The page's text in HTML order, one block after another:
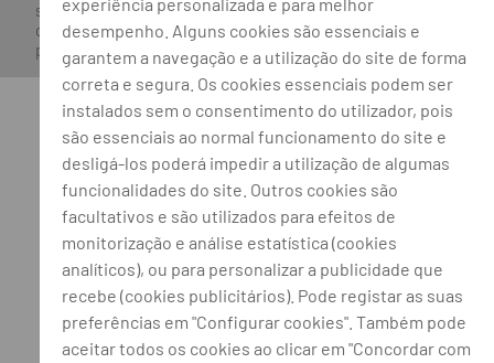
sendo a versão em língua portuguesa a única versão oficial,
que prevalecerá em qualquer caso. Este site encontra-se em
processo de adoção do novo acordo ortográfico.
desempenho. Alguns cookies são essenciais e
garantem a navegação e a utilização do site de forma
correta e segura. Os cookies essenciais podem ser
instalados sem o consentimento do utilizador, pois
são essenciais ao normal funcionamento do site e
desligá-los poderá impedir a utilização de algumas
funcionalidades do site. Outros cookies são
facultativos e são utilizados para efeitos de
monitorização e análise estatística (cookies
analíticos), ou para personalizar a publicidade que
recebe (cookies publicitários). Pode registar as suas
preferências em "Configurar cookies". Também pode
aceitar todos os cookies ao clicar em "Concordar com